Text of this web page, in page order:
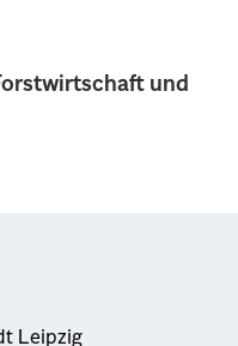
und
Leipzig